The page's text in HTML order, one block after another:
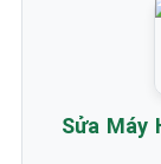
Sửa Máy